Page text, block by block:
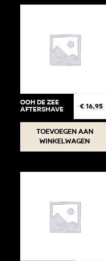
ooh de zee
aftershave € 16,95
Toevoegen aan
winkelwagen